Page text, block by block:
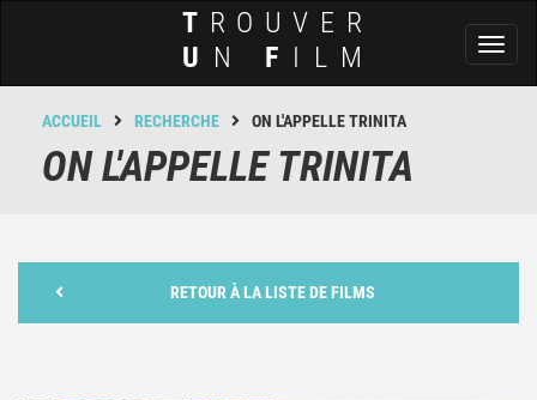
T ROUVER
U N F ILM
ACCUEIL RECHERCHE ON L'APPELLE TRINITA
ON L'APPELLE TRINITA
RETOUR À LA LISTE DE FILMS